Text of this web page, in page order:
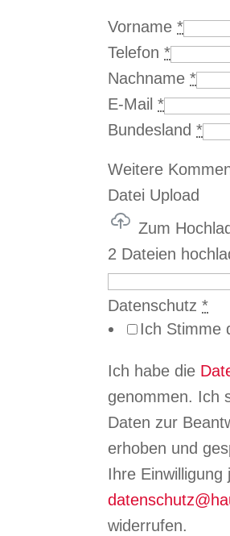
Vorname *
Telefon *
Nachname *
E-Mail *
Bundesland *
Weitere
Datei Upload
Zum
2 Dateien
Datenschutz *
Ich Stimme
Ich habe die
genommen. Ich
Daten zur
erhoben und
Ihre
widerrufen.